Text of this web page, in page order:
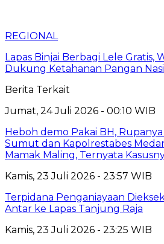
REGIONAL
Lapas Binjai Berbagi Lele Gratis,
Dukung Ketahanan Pangan
Berita Terkait
Jumat, 24 Juli 2026 - 00:10 WIB
Heboh demo Pakai BH,
Sumut dan Kapolrestabes
Mamak Maling, Ternyata
Kamis, 23 Juli 2026 - 23:57 WIB
Terpidana Penganiayaan
Antar ke Lapas Tanjung Raja
Kamis, 23 Juli 2026 - 23:25 WIB